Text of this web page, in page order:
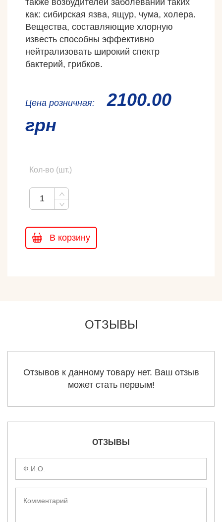
также возбудителей заболеваний таких
как: сибирская язва, ящур, чума, холера.
Вещества, составляющие хлорную
известь способны эффективно
нейтрализовать широкий спектр
бактерий, грибков.
Ценa розничная:
2100.00
грн
Кол-во (шт.)
В корзину
ОТЗЫВЫ
Отзывов к данному товару нет. Ваш отзыв
может стать первым!
ОТЗЫВЫ